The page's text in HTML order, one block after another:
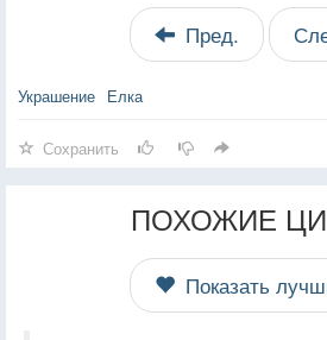
Пред.
Украшение Елка
Сохранить
ПОХОЖИЕ
Показать